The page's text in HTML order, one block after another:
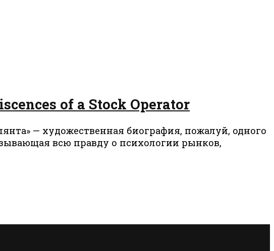
of a Stock Operator
— художественная биография, пожалуй, одного
всю правду о психологии рынков,